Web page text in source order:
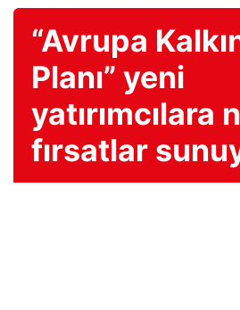
“Avrupa
Planı” yeni
yatırımcılara
fırsatlar